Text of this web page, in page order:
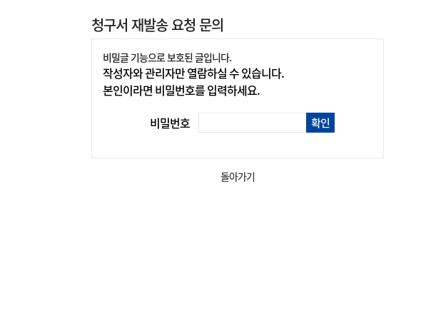
청구서 재발송 요청 문의
비밀글 기능으로 보호된 글입니다.
작성자와 관리자만 열람하실 수 있습니다.
본인이라면 비밀번호를 입력하세요.
비밀번호
확인
돌아가기